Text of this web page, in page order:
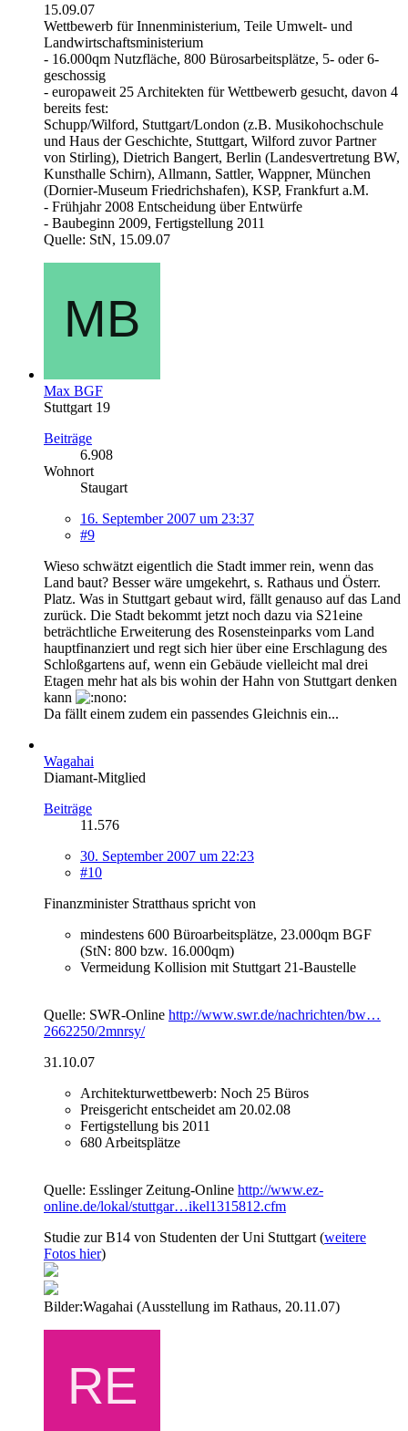
15.09.07
Wettbewerb für Innenministerium, Teile Umwelt- und
Landwirtschaftsministerium
- 16.000qm Nutzfläche, 800 Bürosarbeitsplätze, 5- oder 6-
geschossig
- europaweit 25 Architekten für Wettbewerb gesucht, davon 4
bereits fest:
Schupp/Wilford, Stuttgart/London (z.B. Musikohochschule
und Haus der Geschichte, Stuttgart, Wilford zuvor Partner
von Stirling), Dietrich Bangert, Berlin (Landesvertretung BW,
Kunsthalle Schirn), Allmann, Sattler, Wappner, München
(Dornier-Museum Friedrichshafen), KSP, Frankfurt a.M.
- Frühjahr 2008 Entscheidung über Entwürfe
- Baubeginn 2009, Fertigstellung 2011
Quelle: StN, 15.09.07
Max BGF
Stuttgart 19
Beiträge
6.908
Wohnort
Staugart
16. September 2007 um 23:37
#9
Wieso schwätzt eigentlich die Stadt immer rein, wenn das
Land baut? Besser wäre umgekehrt, s. Rathaus und Österr.
Platz. Was in Stuttgart gebaut wird, fällt genauso auf das Land
zurück. Die Stadt bekommt jetzt noch dazu via S21eine
beträchtliche Erweiterung des Rosensteinparks vom Land
hauptfinanziert und regt sich hier über eine Erschlagung des
Schloßgartens auf, wenn ein Gebäude vielleicht mal drei
Etagen mehr hat als bis wohin der Hahn von Stuttgart denken
kann
Da fällt einem zudem ein passendes Gleichnis ein...
Wagahai
Diamant-Mitglied
Beiträge
11.576
30. September 2007 um 22:23
#10
Finanzminister Stratthaus spricht von
mindestens 600 Büroarbeitsplätze, 23.000qm BGF
(StN: 800 bzw. 16.000qm)
Vermeidung Kollision mit Stuttgart 21-Baustelle
Quelle: SWR-Online http://www.swr.de/nachrichten/bw…
2662250/2mnrsy/
31.10.07
Architekturwettbewerb: Noch 25 Büros
Preisgericht entscheidet am 20.02.08
Fertigstellung bis 2011
680 Arbeitsplätze
Quelle: Esslinger Zeitung-Online http://www.ez-
online.de/lokal/stuttgar…ikel1315812.cfm
Studie zur B14 von Studenten der Uni Stuttgart (weitere
Fotos hier)
Bilder:Wagahai (Ausstellung im Rathaus, 20.11.07)